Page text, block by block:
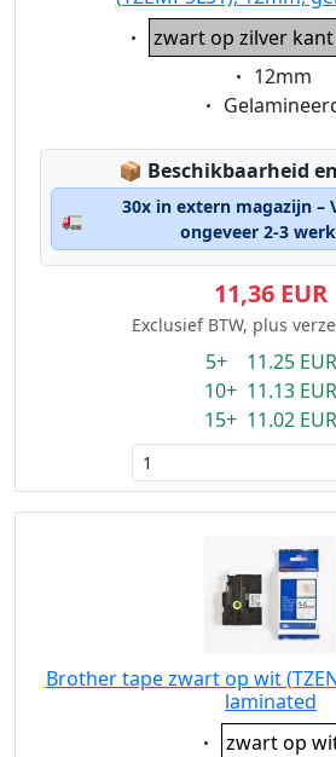
Eigenschaft:
zwart op zilver
Eigenschaft:
12mm
Eigenschaft:
📦 Lagerstatus:
Beschikbaarheid
🚛
30x in extern magazijn –
ongeveer 2-3
11,36 EUR
Exclusief BTW, plus
5+ 11.25 EUR
10+ 11.13 EUR
15+ 11.02 EUR
Brother tape zwart op wit
laminated
Eigenschaft:
zwart op